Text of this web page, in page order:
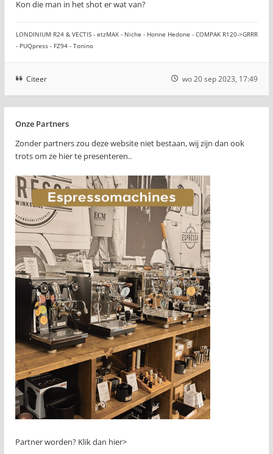
Kon die man in het shot er wat van?
LONDINIUM R24 & VECTIS - etzMAX - Niche - Honne Hedone - COMPAK R120->GRRR
- PUQpress - FZ94 - Tonino
Citeer wo 20 sep 2023, 17:49
Onze Partners
Zonder partners zou deze website niet bestaan, wij zijn dan ook
trots om ze hier te presenteren..
Partner worden? Klik dan hier>